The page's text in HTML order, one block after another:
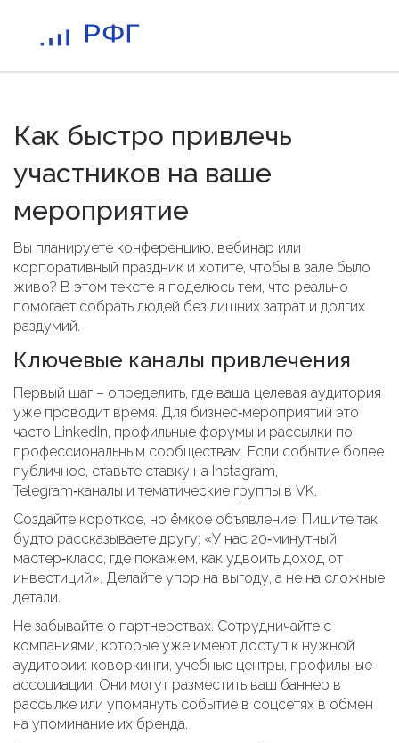
Как быстро привлечь
участников на ваше
мероприятие
Вы планируете конференцию, вебинар или
корпоративный праздник и хотите, чтобы в зале было
живо? В этом тексте я поделюсь тем, что реально
помогает собрать людей без лишних затрат и долгих
раздумий.
Ключевые каналы привлечения
Первый шаг – определить, где ваша целевая аудитория
уже проводит время. Для бизнес‑мероприятий это
часто LinkedIn, профильные форумы и рассылки по
профессиональным сообществам. Если событие более
публичное, ставьте ставку на Instagram,
Telegram‑каналы и тематические группы в VK.
Создайте короткое, но ёмкое объявление. Пишите так,
будто рассказываете другу: «У нас 20‑минутный
мастер‑класс, где покажем, как удвоить доход от
инвестиций». Делайте упор на выгоду, а не на сложные
детали.
Не забывайте о партнерствах. Сотрудничайте с
компаниями, которые уже имеют доступ к нужной
аудитории: коворкинги, учебные центры, профильные
ассоциации. Они могут разместить ваш баннер в
рассылке или упомянуть событие в соцсетях в обмен
на упоминание их бренда.